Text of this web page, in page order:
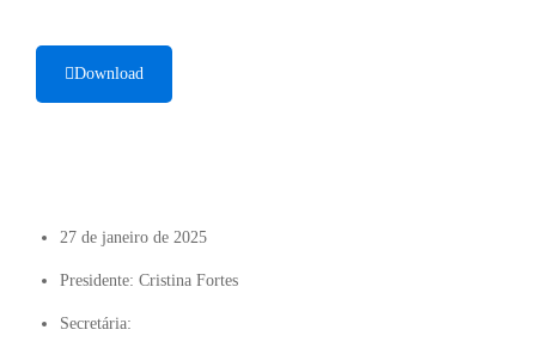
Download
27 de janeiro de 2025
Presidente: Cristina Fortes
Secretária: